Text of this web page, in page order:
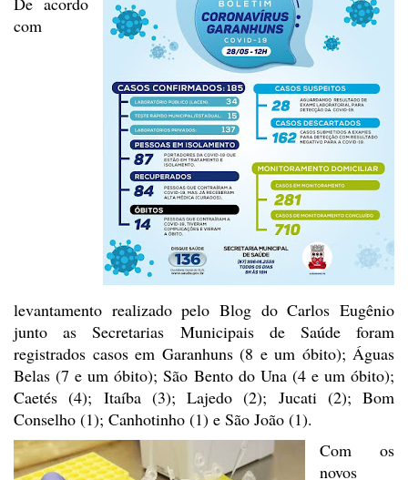
com
levantamento realizado pelo Blog do Carlos Eugênio
junto as Secretarias Municipais de Saúde foram
registrados casos em Garanhuns (8 e um óbito); Águas
Belas (7 e um óbito); São Bento do Una (4 e um óbito);
Caetés (4); Itaíba (3); Lajedo (2); Jucati (2); Bom
Conselho (1); Canhotinho (1) e São João (1).
Com os
novos